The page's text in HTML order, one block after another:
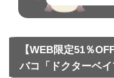
【WEB限定51％
バコ「ドクターベイ